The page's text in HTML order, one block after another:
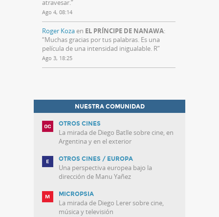
atravesar.”
Ago 4, 08:14
Roger Kozaen EL PRÍNCIPE DE NANAWA:
“Muchas gracias por tus palabras. Es una
película de una intensidad inigualable. R”
Ago 3, 18:25
NUESTRA COMUNIDAD
OTROS CINES
La mirada de Diego Batlle sobre cine, en
Argentina y en el exterior
OTROS CINES / EUROPA
Una perspectiva europea bajo la
dirección de Manu Yañez
MICROPSIA
La mirada de Diego Lerer sobre cine,
música y televisión